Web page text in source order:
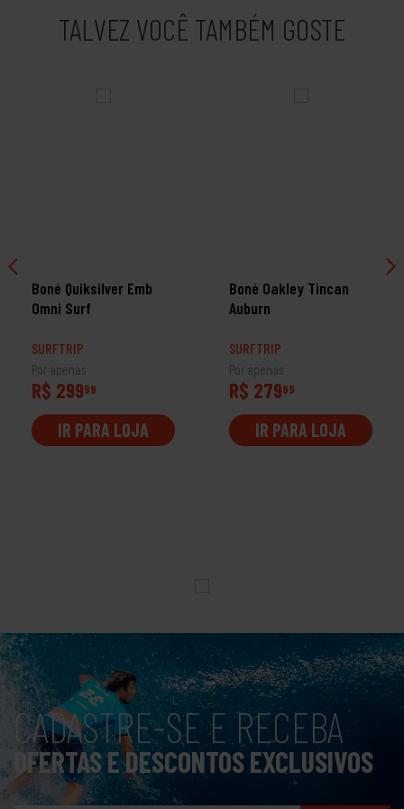
TALVEZ VOCÊ TAMBÉM GOSTE
Boné Quiksilver Emb
Omni Surf
SURFTRIP
Por apenas
R$ 29999
IR PARA LOJA
Boné Oakley Tincan
Auburn
SURFTRIP
Por apenas
R$ 27999
IR PARA LOJA
CADASTRE-SE E RECEBA
OFERTAS E DESCONTOS EXCLUSIVOS